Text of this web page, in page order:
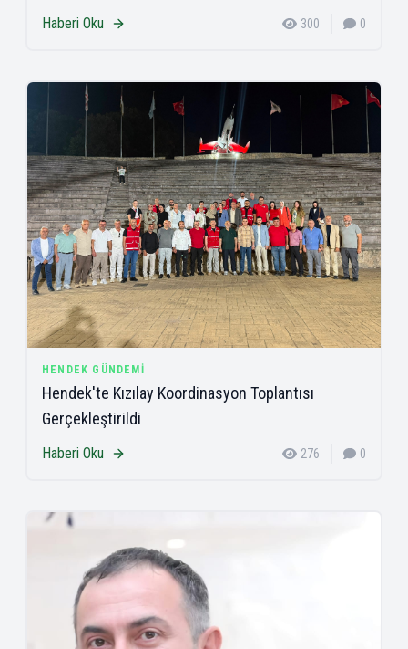
Haberi Oku 300 0
HENDEK GÜNDEMI
Hendek'te Kızılay Koordinasyon Toplantısı
Gerçekleştirildi
Haberi Oku 276 0